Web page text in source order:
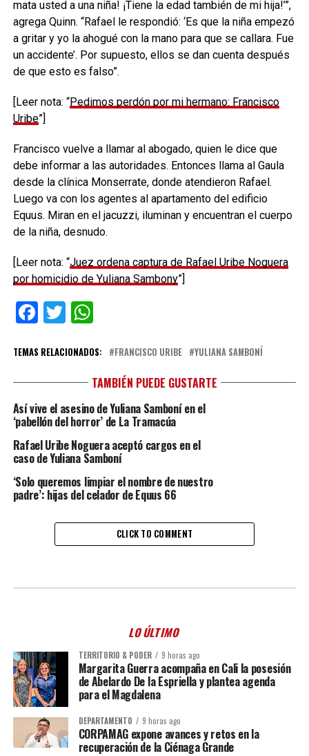
mata usted a una niña! ¡Tiene la edad también de mi hija!’”,
agrega Quinn. “Rafael le respondió: ‘Es que la niña empezó
a gritar y yo la ahogué con la mano para que se callara. Fue
un accidente’. Por supuesto, ellos se dan cuenta después
de que esto es falso”.
[Leer nota: “Pedimos perdón por mi hermano: Francisco
Uribe”]
Francisco vuelve a llamar al abogado, quien le dice que
debe informar a las autoridades. Entonces llama al Gaula
desde la clínica Monserrate, donde atendieron Rafael.
Luego va con los agentes al apartamento del edificio
Equus. Miran en el jacuzzi, iluminan y encuentran el cuerpo
de la niña, desnudo.
[Leer nota: “Juez ordena captura de Rafael Uribe Noguera
por homicidio de Yuliana Sambony”]
Facebook
TwitterWhatsApp
TEMAS RELACIONADOS: FRANCISCO URIBE YULIANA SAMBONÍ
TAMBIÉN PUEDE GUSTARTE
Así vive el asesino de Yuliana Samboní en el
‘pabellón del horror’ de La Tramacúa
Rafael Uribe Noguera aceptó cargos en el
caso de Yuliana Samboní
‘Solo queremos limpiar el nombre de nuestro
padre’: hijas del celador de Equus 66
CLICK TO COMMENT
LO ÚLTIMO
TERRITORIO & PODER 9 horas ago
Margarita Guerra acompaña en Cali la posesión
de Abelardo De la Espriella y plantea agenda
para el Magdalena
DEPARTAMENTO 9 horas ago
CORPAMAG expone avances y retos en la
recuperación de la Ciénaga Grande